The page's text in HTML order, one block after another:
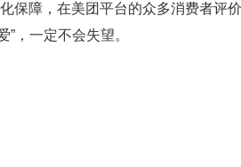
保障，在美团平台的众多消费者评
，一定不会失望。